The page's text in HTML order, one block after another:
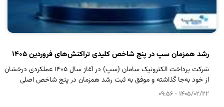
رشد همزمان سپ در پنج شاخص کلیدی تراکنش‌های فروردین 1405
1405/02/22 - 09:56
شرکت پرداخت الکترونیک سامان (سپ) در آغاز سال ۱۴۰۵ عملکردی درخشان
از خود به‌جا گذاشته و موفق به ثبت رشد همزمان در پنج شاخص اصلی
تراکنش‌های فروردین‌ماه شده است.